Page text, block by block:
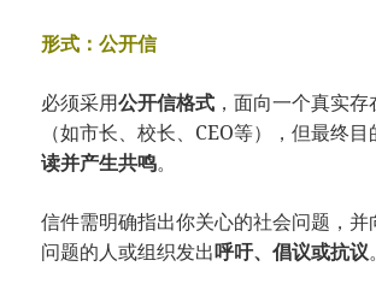
形式：公开信
必须采用公开信格式 ，面向一个真实
（如市长、校长、CEO等），但最终
读并产生共鸣。
信件需明确指出你关心的社会问题，并
问题的人或组织发出呼吁、倡议或抗议。